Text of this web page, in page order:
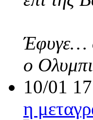
Έφυγε…
ο
10/01
η